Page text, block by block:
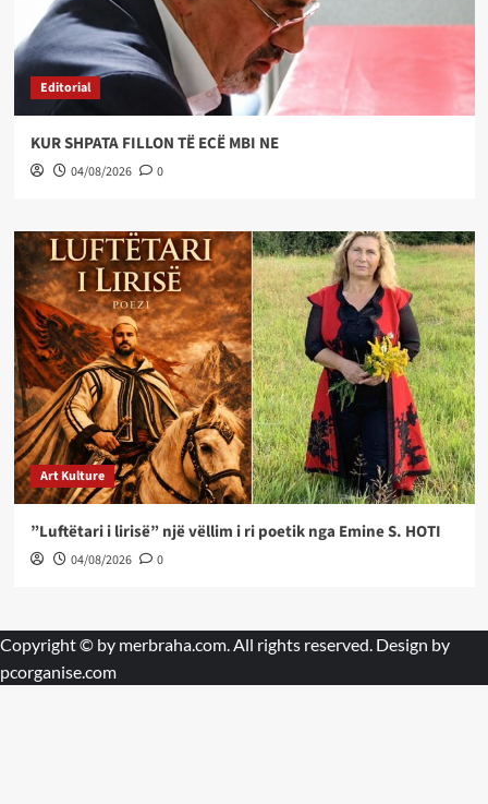
Editorial
KUR SHPATA FILLON TË ECË MBI NE
04/08/2026 0
Art Kulture
”Luftëtari i lirisë” një vëllim i ri poetik nga Emine S. HOTI
04/08/2026 0
Copyright © by merbraha.com . All rights reserved. Design by
pcorganise.com